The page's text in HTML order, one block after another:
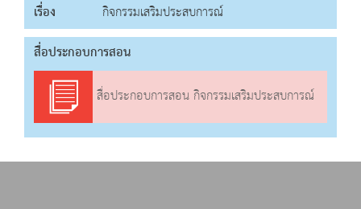
เรื่อง
กิจกรรมเสริมประสบการณ์
สื่อประกอบการสอน
สื่อประกอบการสอน กิจกรรมเสริมประสบการณ์